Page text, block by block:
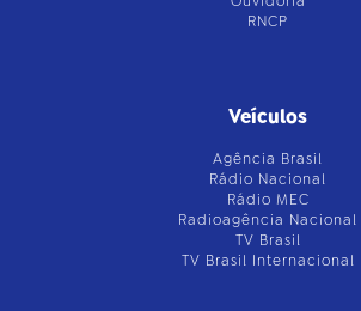
RNCP
Veículos
Agência Brasil
Rádio Nacional
Rádio MEC
Radioagência Nacional
TV Brasil
TV Brasil Internacional